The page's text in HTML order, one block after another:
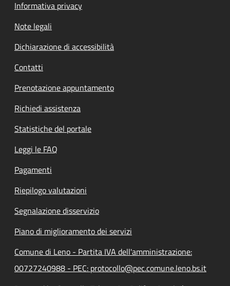
Informativa privacy
Note legali
Dichiarazione di accessibilità
Contatti
Prenotazione appuntamento
Richiedi assistenza
Statistiche del portale
Leggi le FAQ
Pagamenti
Riepilogo valutazioni
Segnalazione disservizio
Piano di miglioramento dei servizi
Comune di Leno - Partita IVA dell'amministrazione:
00727240988 - PEC: protocollo@pec.comune.leno.bs.it